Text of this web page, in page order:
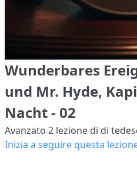
Wunderbares
und Mr. Hyde,
Nacht - 02
Avanzato 2 lezione di di
Inizia a seguire questa